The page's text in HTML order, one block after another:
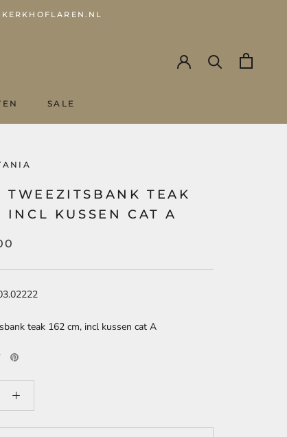
SALE
TWEEZITSBANK TEAK
INCL KUSSEN CAT A
teak 162 cm, incl kussen cat A